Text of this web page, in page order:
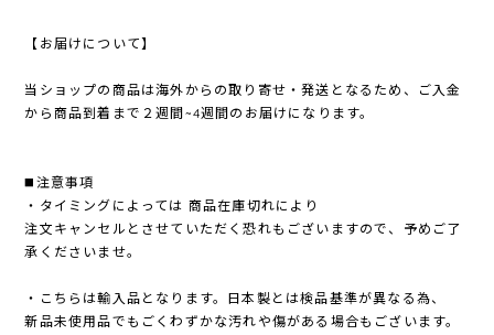
【お届けについて】
当ショップの商品は海外からの取り寄せ・発送となるため、ご入金
から商品到着まで２週間~4週間のお届けになります。
◼️注意事項
・タイミングによっては 商品在庫切れにより
注文キャンセルとさせていただく恐れもございますので、予めご了
承くださいませ。
・こちらは輸入品となります。日本製とは検品基準が異なる為、
新品未使用品でもごくわずかな汚れや傷がある場合もございます。